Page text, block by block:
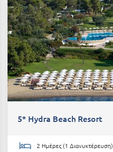
Κατερίνη
Κέα - Τζιά
Κερατέα
Κέρκυρα
Κεφαλονιά
Κομοτηνή
5* Hydra Beach Resort
2 Ημέρες (1 Διανυκτέρευση)